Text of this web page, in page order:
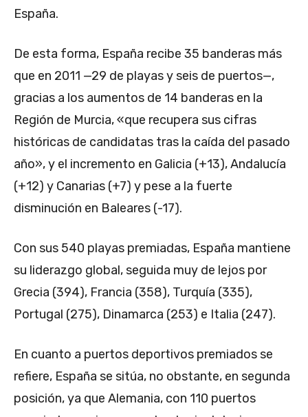
España.
De esta forma, España recibe 35 banderas más
que en 2011 —29 de playas y seis de puertos—,
gracias a los aumentos de 14 banderas en la
Región de Murcia, «que recupera sus cifras
históricas de candidatas tras la caída del pasado
año», y el incremento en Galicia (+13), Andalucía
(+12) y Canarias (+7) y pese a la fuerte
disminución en Baleares (-17).
Con sus 540 playas premiadas, España mantiene
su liderazgo global, seguida muy de lejos por
Grecia (394), Francia (358), Turquía (335),
Portugal (275), Dinamarca (253) e Italia (247).
En cuanto a puertos deportivos premiados se
refiere, España se sitúa, no obstante, en segunda
posición, ya que Alemania, con 110 puertos